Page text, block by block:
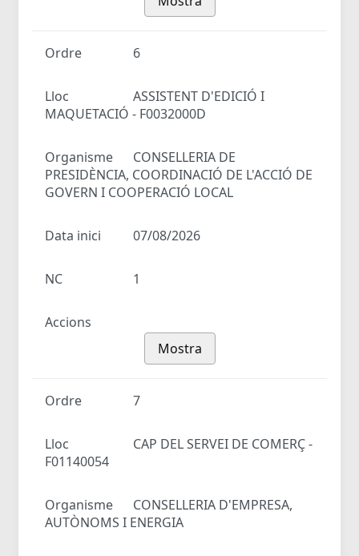
Ordre 6
Lloc
ASSISTENT D'EDICIÓ I
MAQUETACIÓ - F0032000D
Organisme
CONSELLERIA DE
PRESIDÈNCIA, COORDINACIÓ DE L'ACCIÓ DE
GOVERN I COOPERACIÓ LOCAL
Data inici 07/08/2026
NC 1
Accions
Mostra
Ordre 7
Lloc
CAP DEL SERVEI DE COMERÇ -
F01140054
Organisme
CONSELLERIA D'EMPRESA,
AUTÒNOMS I ENERGIA